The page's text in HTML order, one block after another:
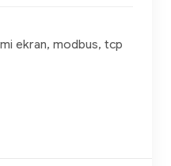
ekran, modbus, tcp